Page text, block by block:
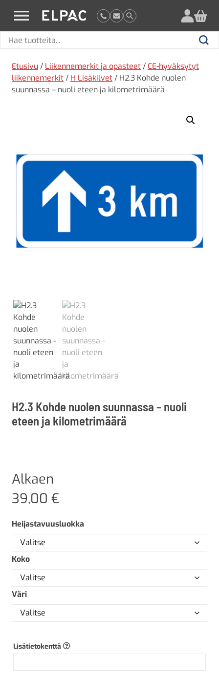
elpac.fi
Hae
Hae
Etusivu / Liikennemerkit ja opasteet / CE-hyväksytyt
liikennemerkit / H Lisäkilvet / H2.3 Kohde nuolen
suunnassa – nuoli eteen ja kilometrimäärä
H2.3 Kohde nuolen suunnassa – nuoli
eteen ja kilometrimäärä
Alkaen
39,00 €
Heijastavuusluokka
Koko
Väri
Lisätietokenttä